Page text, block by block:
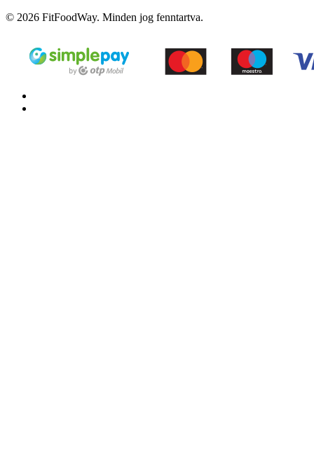
© 2026 FitFoodWay. Minden jog fenntartva.